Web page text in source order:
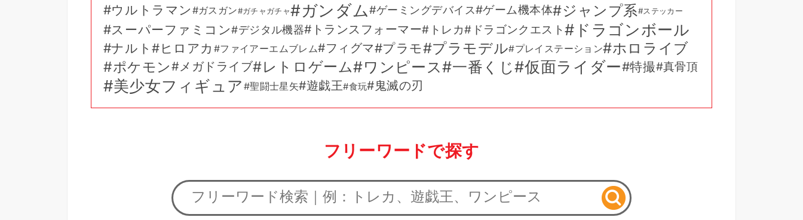
ウルトラマン ガスガン ガチャガチャ ガンダム ゲーミングデバイス ゲーム機本体 ジャンプ系 ステッカー
スーパーファミコン デジタル機器 トランスフォーマー トレカ ドラゴンクエスト ドラゴンボール
ナルト ヒロアカ ファイアーエムブレム フィグマ プラモ プラモデル プレイステーション ホロライブ
ポケモン メガドライブ レトロゲーム ワンピース 一番くじ 仮面ライダー 特撮 真骨頂
美少女フィギュア 聖闘士星矢 遊戯王 食玩 鬼滅の刃
フリーワードで探す